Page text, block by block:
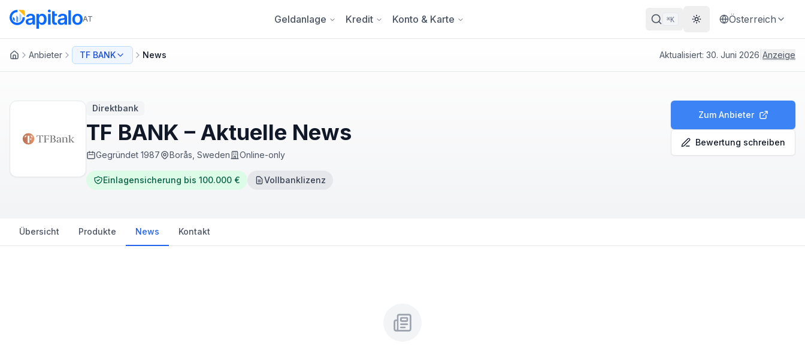
AT Geldanlage Kredit Konto & Karte ⌘K Theme wechseln
Österreich
Anbieter TF BANK News Aktualisiert: 30. Juni 2026 Anzeige
Direktbank
TF BANK – Aktuelle News
Gegründet 1987 Borås, Sweden Online-only
Einlagensicherung bis 100.000 € Vollbanklizenz
Zum Anbieter
Bewertung schreiben
Übersicht Produkte News Kontakt